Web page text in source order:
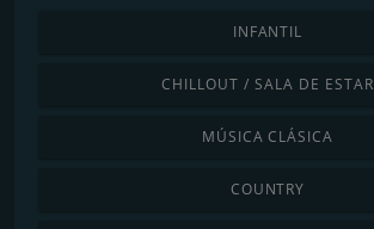
INFANTIL
CHILLOUT / SALA DE ESTAR
MÚSICA CLÁSICA
COUNTRY